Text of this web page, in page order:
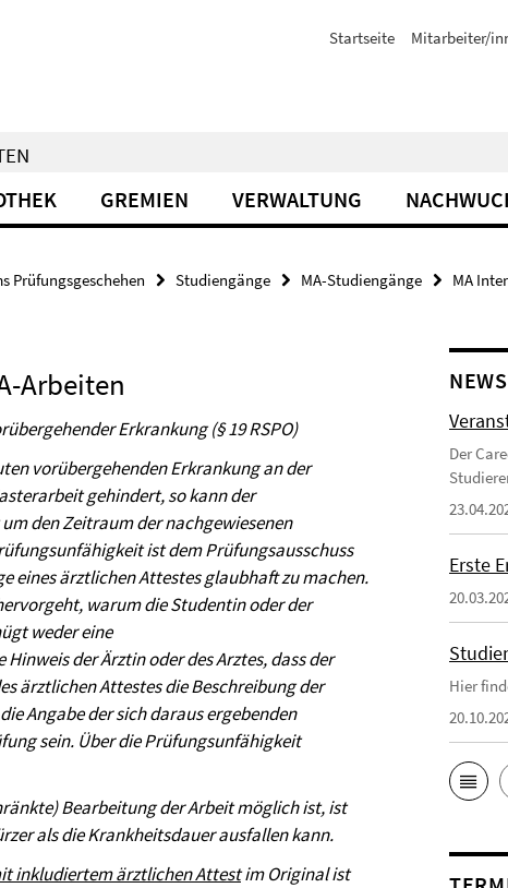
Startseite Mitarbeiter/
GREMIEN VERWALTUNG
Prüfungsgeschehen Studiengänge MA-Studiengänge
MA
Arbeiten
Erkrankung (§ 19 RSPO)
vorübergehenden Erkrankung an der
gehindert, so kann der
den Zeitraum der nachgewiesenen
ist dem Prüfungsausschuss
eines ärztlichen Attestes glaubhaft zu machen.
warum die Studentin oder der
weder eine
der Ärztin oder des Arztes, dass der
ärztlichen Attestes die Beschreibung der
Angabe der sich daraus ergebenden
sein. Über die Prüfungsunfähigkeit
Bearbeitung der Arbeit möglich ist, ist
als die Krankheitsdauer ausfallen kann.
inkludiertem ärztlichen Attestim Original ist
Der
Erste
Hier